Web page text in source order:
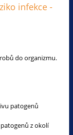
infekce -
do organizmu.
patogenů
z okolí